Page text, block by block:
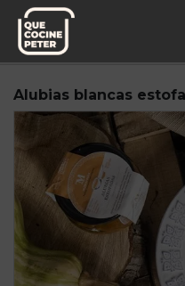
Pedido semanal
Alubias blancas